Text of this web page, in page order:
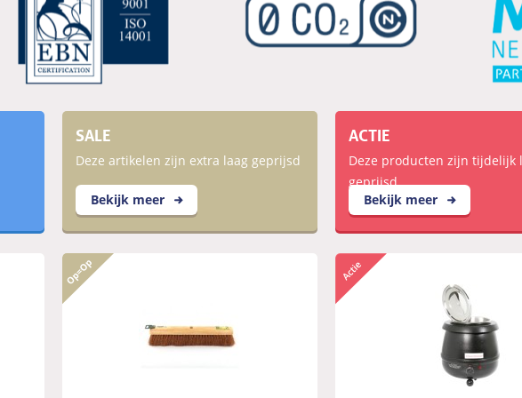
SALE
Deze artikelen zijn extra laag geprijsd
Bekijk meer
ACTIE
Deze producten zijn tijdelijk
geprijsd
Bekijk meer